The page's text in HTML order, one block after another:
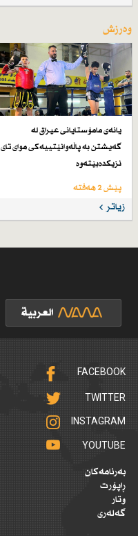
وەرزش
یانەی مامۆستایانی عیراق لە
گەیشتن بە پاڵەوانێتییەكی موای تای
نزیكدەبێتەوە
پێش 2 هەفتە
زیاتر
FACEBOOK
TWITTER
INSTAGRAM
YOUTUBE
بەرنامەکان
ڕاپۆرت
وتار
گەلەری